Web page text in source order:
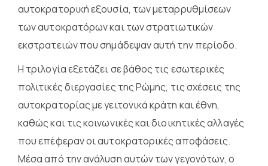
αυτοκρατορική εξουσία, των μεταρρυθμίσεων
των αυτοκρατόρων και των στρατιωτικών
εκστρατειών που σημάδεψαν αυτή την περίοδο.
Η τριλογία εξετάζει σε βάθος τις εσωτερικές
πολιτικές διεργασίες της Ρώμης, τις σχέσεις της
αυτοκρατορίας με γειτονικά κράτη και έθνη,
καθώς και τις κοινωνικές και διοικητικές αλλαγές
που επέφεραν οι αυτοκρατορικές αποφάσεις.
Μέσα από την ανάλυση αυτών των γεγονότων, ο